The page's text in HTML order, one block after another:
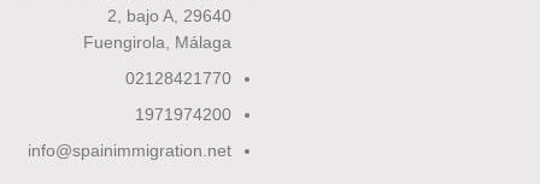
2, bajo A, 29640
Fuengirola, Málaga
02128421770
1971974200
info@spainimmigration.net